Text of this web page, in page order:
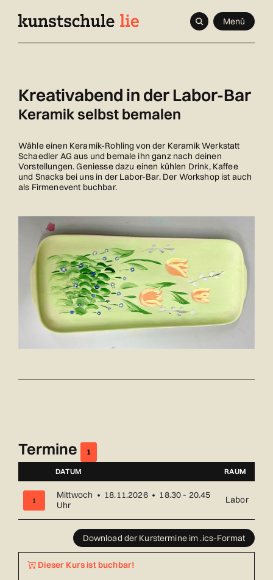
Navigieren
Seitenkontext Menü
Kreativabend in der Labor-Bar
Keramik selbst bemalen
Wähle einen Keramik-Rohling von der Keramik Werkstatt
Schaedler AG aus und bemale ihn ganz nach deinen
Vorstellungen. Geniesse dazu einen kühlen Drink, Kaffee
und Snacks bei uns in der Labor-Bar. Der Workshop ist auch
als Firmenevent buchbar.
Termine 1
NUMMERDATUM RAUM
1
Mittwoch • 18.11.2026 • 18.30 - 20.45
Uhr
Labor
Download der Kurstermine im .ics-Format
Dieser Kurs ist buchbar!